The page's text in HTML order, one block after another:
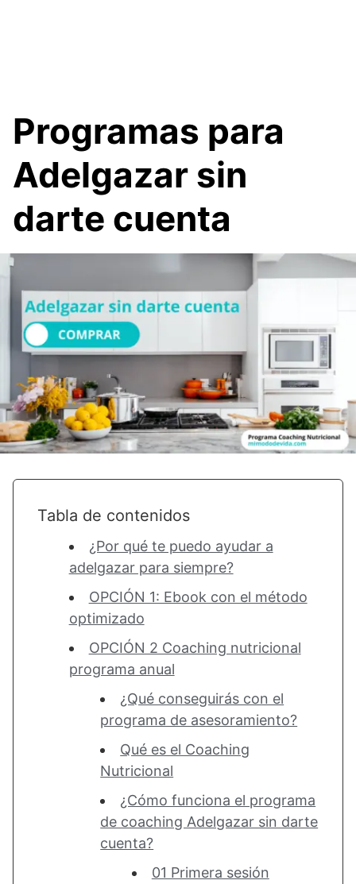
Programas para
Adelgazar sin
darte cuenta
Tabla de contenidos
¿Por qué te puedo ayudar a
adelgazar para siempre?
OPCIÓN 1: Ebook con el método
optimizado
OPCIÓN 2 Coaching nutricional
programa anual
¿Qué conseguirás con el
programa de asesoramiento?
Qué es el Coaching
Nutricional
¿Cómo funciona el programa
de coaching Adelgazar sin darte
cuenta?
01 Primera sesión